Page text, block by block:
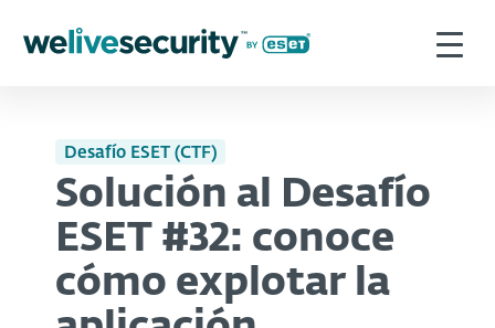
Desafío ESET (CTF)
Solución al Desafío
ESET #32: conoce
cómo explotar la